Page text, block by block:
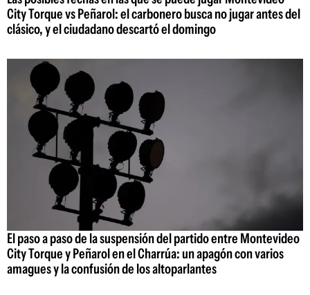
City Torque vs Peñarol: el carbonero busca no jugar antes del
clásico, y el ciudadano descartó el domingo
El paso a paso de la suspensión del partido entre Montevideo
City Torque y Peñarol en el Charrúa: un apagón con varios
amagues y la confusión de los altoparlantes